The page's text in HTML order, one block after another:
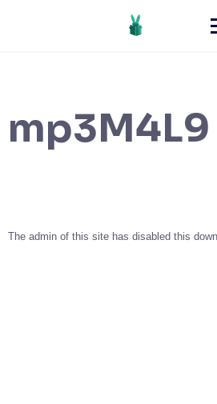
mp3M4L9
The admin of this site has disabled this